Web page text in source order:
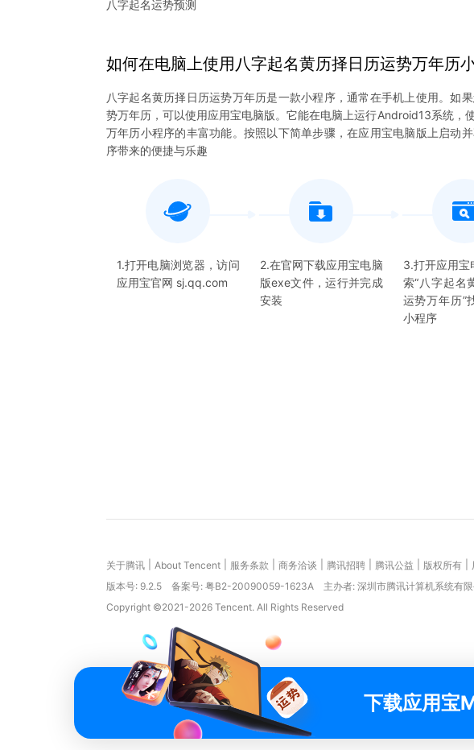
八字起名运势预测
如何在电脑上使用八字起名黄历择日历运势万年历
八字起名黄历择日历运势万年历是一款小程序，通常在手机上使用。如
势万年历，可以使用应用宝电脑版。它能在电脑上运行Android13系统，
万年历小程序的丰富功能。按照以下简单步骤，在应用宝电脑版上启动
序带来的便捷与乐趣
1.打开电脑浏览器，访问
应用宝官网 sj.qq.com
2.在官网下载应用宝电脑
版exe文件，运行并完成
安装
3.打开应用宝
索“八字起名
运势万年历”
小程序
关于腾讯 About Tencent 服务条款 商务洽谈 腾讯招聘 腾讯公益 版权所有
版本号: 9.2.5 备案号: 粤B2-20090059-1623A
主办者: 深圳市腾讯计算机系统有
Copyright ©2021-2026 Tencent. All Rights Reserved
下载应用宝